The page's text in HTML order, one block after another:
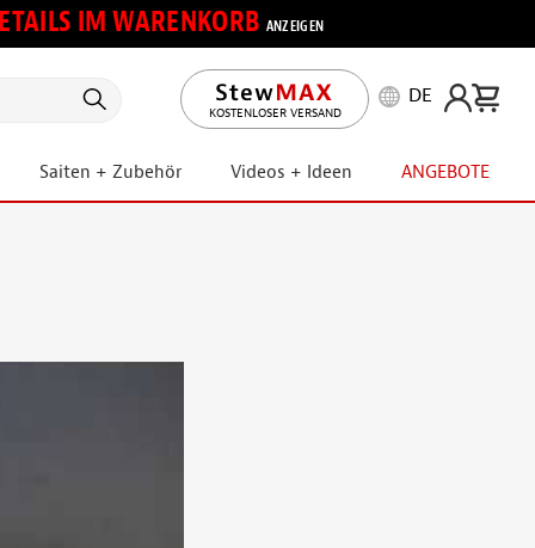
IM WARENKORB ANZEIGEN
KOSTENLOSER VERSAND
DE
Saiten + Zubehör Videos + Ideen ANGEBOTE